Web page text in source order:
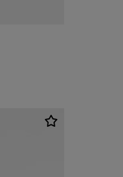
197,00 DKK